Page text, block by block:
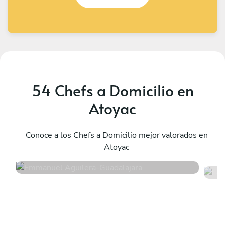
54 Chefs a Domicilio en
Atoyac
Conoce a los Chefs a Domicilio mejor valorados en
Atoyac
Emmanuel Aguilera
Guadalajara